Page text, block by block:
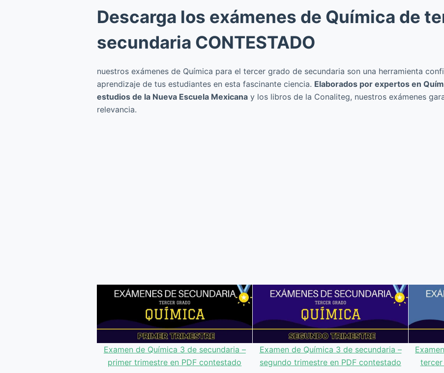
Descarga los exámenes de Química de
secundaria CONTESTADO
nuestros exámenes de Química para el tercer grado de secundaria son una herramienta
aprendizaje de tus estudiantes en esta fascinante ciencia. Elaborados por expertos en
estudios de la Nueva Escuela Mexicana y los libros de la Conaliteg, nuestros exámenes
relevancia.
Examen de Química 3 de secundaria –
primer trimestre en PDF contestado
Examen de Química 3 de secundaria –
segundo trimestre en PDF contestado
tercer